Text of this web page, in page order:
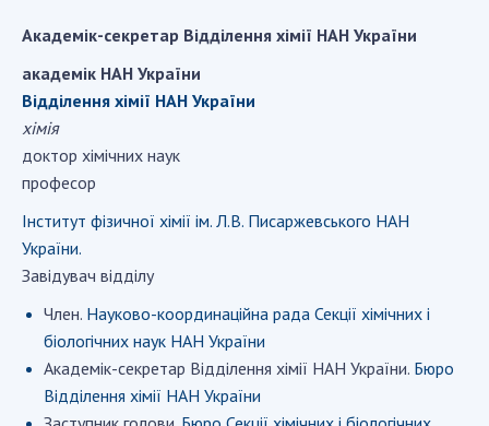
Сесії Загальних зборів НАН України
Річні звіти НАН України
Річні фінансові звіти НАН України
Наукові публікації та видавнича діяльність
Охорона прав інтелектуальної власності та
Наукові об'єкти, що становлять національне
надбання
Центри колективного користування
науковими приладами НАН України
Оцінювання ефективності діяльності
наукових установ
Конкурси наукових досліджень НАН України
Академік-секретар Відділення хімії НАН України
академік НАН України
Відділення хімії НАН України
хімія
доктор хімічних наук
професор
Інститут фізичної хімії ім. Л.В. Писаржевського НАН
України.
Завідувач відділу
Член. Науково-координаційна рада Секції хімічних і
біологічних наук НАН України
Академік-секретар Відділення хімії НАН України. Бюро
Відділення хімії НАН України